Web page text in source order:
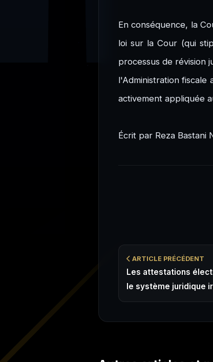
En conséquence, la
loi sur la Cour (qui
processus de révision
l'Administration
activement appliquée
Écrit par Reza Bastani
ARTICLE PRÉCÉDENT
Les attestations
le système juridique